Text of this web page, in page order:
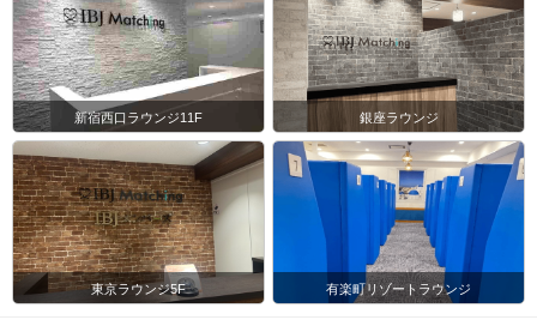
新宿西口ラウンジ11F 銀座ラウンジ
東京ラウンジ5F 有楽町リゾートラウンジ